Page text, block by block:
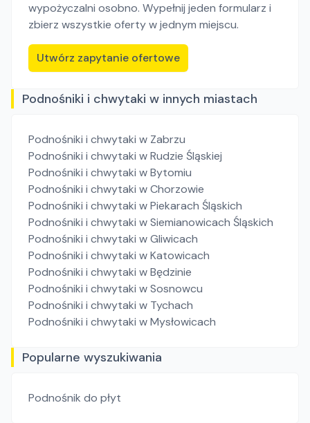
wypożyczalni osobno. Wypełnij jeden formularz i
zbierz wszystkie oferty w jednym miejscu.
Utwórz zapytanie ofertowe
Podnośniki i chwytaki w innych miastach
Podnośniki i chwytaki w Zabrzu
Podnośniki i chwytaki w Rudzie Śląskiej
Podnośniki i chwytaki w Bytomiu
Podnośniki i chwytaki w Chorzowie
Podnośniki i chwytaki w Piekarach Śląskich
Podnośniki i chwytaki w Siemianowicach Śląskich
Podnośniki i chwytaki w Gliwicach
Podnośniki i chwytaki w Katowicach
Podnośniki i chwytaki w Będzinie
Podnośniki i chwytaki w Sosnowcu
Podnośniki i chwytaki w Tychach
Podnośniki i chwytaki w Mysłowicach
Popularne wyszukiwania
Podnośnik do płyt